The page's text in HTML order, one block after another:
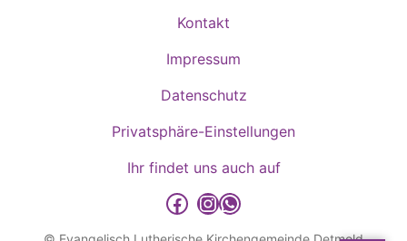
Kontakt
Impressum
Datenschutz
Privatsphäre-Einstellungen
Ihr findet uns auch auf
detmold-lutherisch auf Facebook
detmold-lutherisch auf Instagram
detmold-lutherisch auf WhatsApp